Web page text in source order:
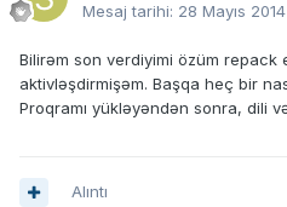
Mesaj tarihi: 28 Mayıs 2014
Bilirəm son verdiyimi özüm repack
aktivləşdirmişəm. Başqa heç bir
Proqramı yükləyəndən sonra, dili
Alıntı